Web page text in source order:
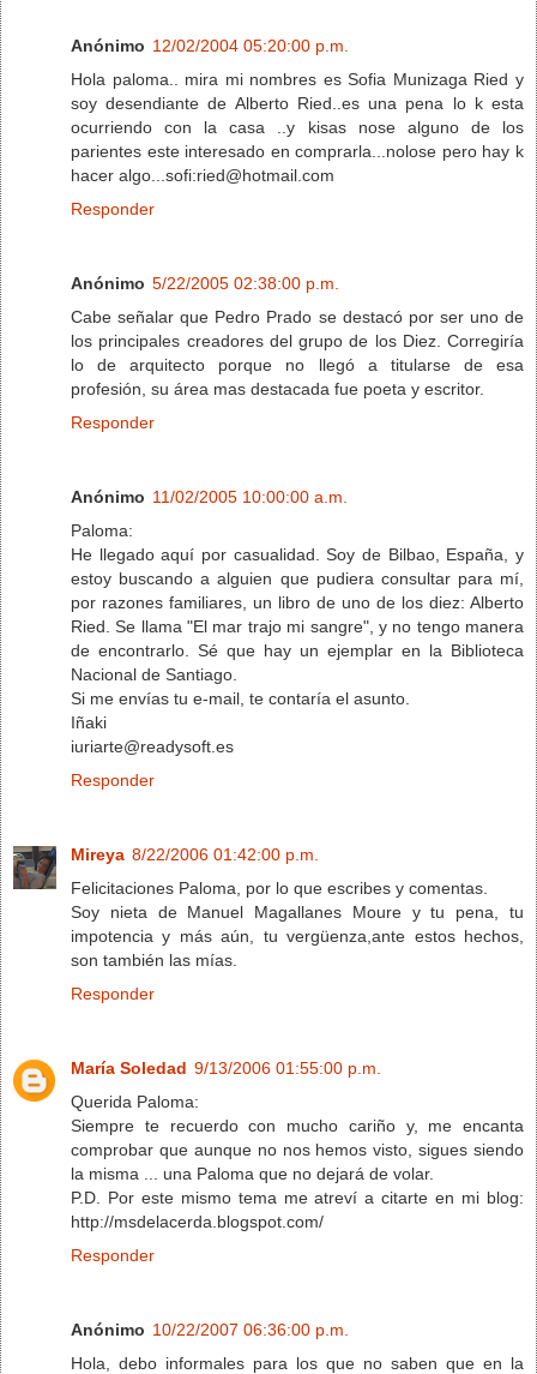
Anónimo 12/02/2004 05:20:00 p.m.
Hola paloma.. mira mi nombres es Sofia Munizaga Ried y
soy desendiante de Alberto Ried..es una pena lo k esta
ocurriendo con la casa ..y kisas nose alguno de los
parientes este interesado en comprarla...nolose pero hay k
hacer algo...sofi:ried@hotmail.com
Responder
Anónimo 5/22/2005 02:38:00 p.m.
Cabe señalar que Pedro Prado se destacó por ser uno de
los principales creadores del grupo de los Diez. Corregiría
lo de arquitecto porque no llegó a titularse de esa
profesión, su área mas destacada fue poeta y escritor.
Responder
Anónimo 11/02/2005 10:00:00 a.m.
Paloma:
He llegado aquí por casualidad. Soy de Bilbao, España, y
estoy buscando a alguien que pudiera consultar para mí,
por razones familiares, un libro de uno de los diez: Alberto
Ried. Se llama "El mar trajo mi sangre", y no tengo manera
de encontrarlo. Sé que hay un ejemplar en la Biblioteca
Nacional de Santiago.
Si me envías tu e-mail, te contaría el asunto.
Iñaki
iuriarte@readysoft.es
Responder
Mireya 8/22/2006 01:42:00 p.m.
Felicitaciones Paloma, por lo que escribes y comentas.
Soy nieta de Manuel Magallanes Moure y tu pena, tu
impotencia y más aún, tu vergüenza,ante estos hechos,
son también las mías.
Responder
María Soledad 9/13/2006 01:55:00 p.m.
Querida Paloma:
Siempre te recuerdo con mucho cariño y, me encanta
comprobar que aunque no nos hemos visto, sigues siendo
la misma ... una Paloma que no dejará de volar.
P.D. Por este mismo tema me atreví a citarte en mi blog:
http://msdelacerda.blogspot.com/
Responder
Anónimo 10/22/2007 06:36:00 p.m.
Hola, debo informales para los que no saben que en la